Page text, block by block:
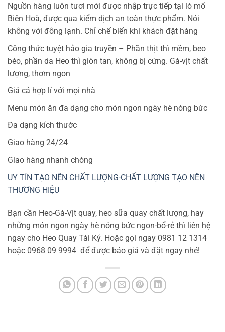
Nguồn hàng luôn tươi mới được nhập trực tiếp tại lò mổ
Biên Hoà, được qua kiểm dịch an toàn thực phẩm. Nói
không với đông lạnh. Chỉ chế biến khi khách đặt hàng
Công thức tuyệt hảo gia truyền – Phần thịt thì mềm, beo
béo, phần da Heo thì giòn tan, không bị cứng. Gà-vịt chất
lượng, thơm ngon
Giá cả hợp lí với mọi nhà
Menu món ăn đa dạng cho món ngon ngày hè nóng bức
Đa dạng kích thước
Giao hàng 24/24
Giao hàng nhanh chóng
UY TÍN TẠO NÊN CHẤT LƯỢNG-CHẤT LƯỢNG TẠO NÊN
THƯƠNG HIỆU
Bạn cần Heo-Gà-Vịt quay, heo sữa quay chất lượng, hay
những món ngon ngày hè nóng bức ngon-bổ-rẻ thì liên hệ
ngay cho Heo Quay Tài Ký. Hoặc gọi ngay 0981 12 1314
hoặc 0968 09 9994 để được báo giá và đặt ngay nhé!